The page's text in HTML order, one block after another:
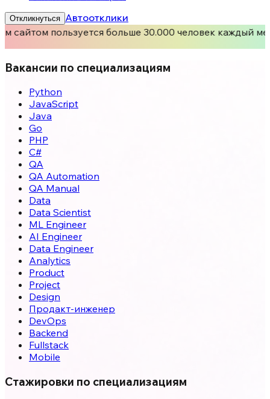
Откликнуться Автоотклики
сайтом пользуется больше 30.000 человек каждый
Вакансии по специализациям
Python
JavaScript
Java
Go
PHP
C#
QA
QA Automation
QA Manual
Data
Data Scientist
ML Engineer
AI Engineer
Data Engineer
Analytics
Product
Project
Design
Продакт-инженер
DevOps
Backend
Fullstack
Mobile
Стажировки по специализациям